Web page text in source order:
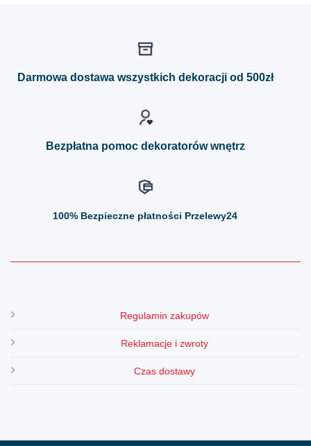
można
Darmowa dostawa wszystkich dekoracji od 500zł
Bezpłatna pomoc dekoratorów wnętrz
100% Bezpieczne płatności Przelewy24
Regulamin zakupów
Reklamacje i zwroty
Czas dostawy